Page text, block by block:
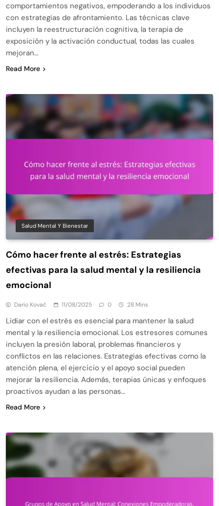
comportamientos negativos, empoderando a los individuos
con estrategias de afrontamiento. Las técnicas clave
incluyen la reestructuración cognitiva, la terapia de
exposición y la activación conductual, todas las cuales
mejoran…
Read More
Salud Mental Y Bienestar
Cómo hacer frente al estrés: Estrategias
efectivas para la salud mental y la resiliencia
emocional
Dario Kovač 11/08/2025 0 28 Mins
Lidiar con el estrés es esencial para mantener la salud
mental y la resiliencia emocional. Los estresores comunes
incluyen la presión laboral, problemas financieros y
conflictos en las relaciones. Estrategias efectivas como la
atención plena, el ejercicio y el apoyo social pueden
mejorar la resiliencia. Además, terapias únicas y enfoques
proactivos ayudan a las personas…
Read More